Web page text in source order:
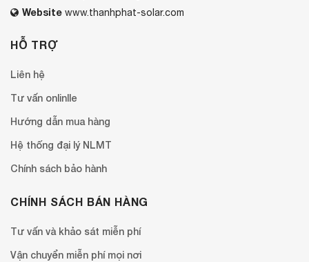
Website www.thanhphat-solar.com
HỖ TRỢ
Liên hệ
Tư vấn onlinlle
Hướng dẫn mua hàng
Hệ thống đại lý NLMT
Chính sách bảo hành
CHÍNH SÁCH BÁN HÀNG
Tư vấn và khảo sát miễn phí
Vận chuyển miễn phí mọi nơi